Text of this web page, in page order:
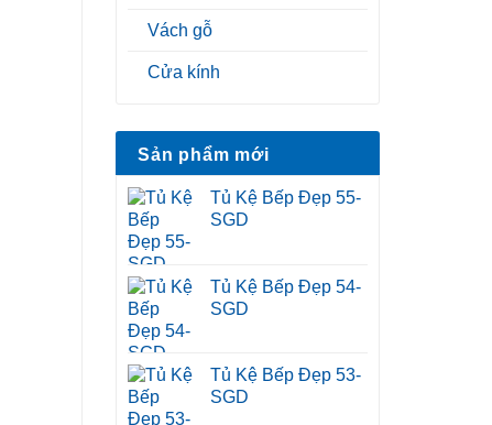
Vách gỗ
Cửa kính
Sản phẩm mới
Tủ Kệ Bếp Đẹp 55-
SGD
Tủ Kệ Bếp Đẹp 54-
SGD
Tủ Kệ Bếp Đẹp 53-
SGD